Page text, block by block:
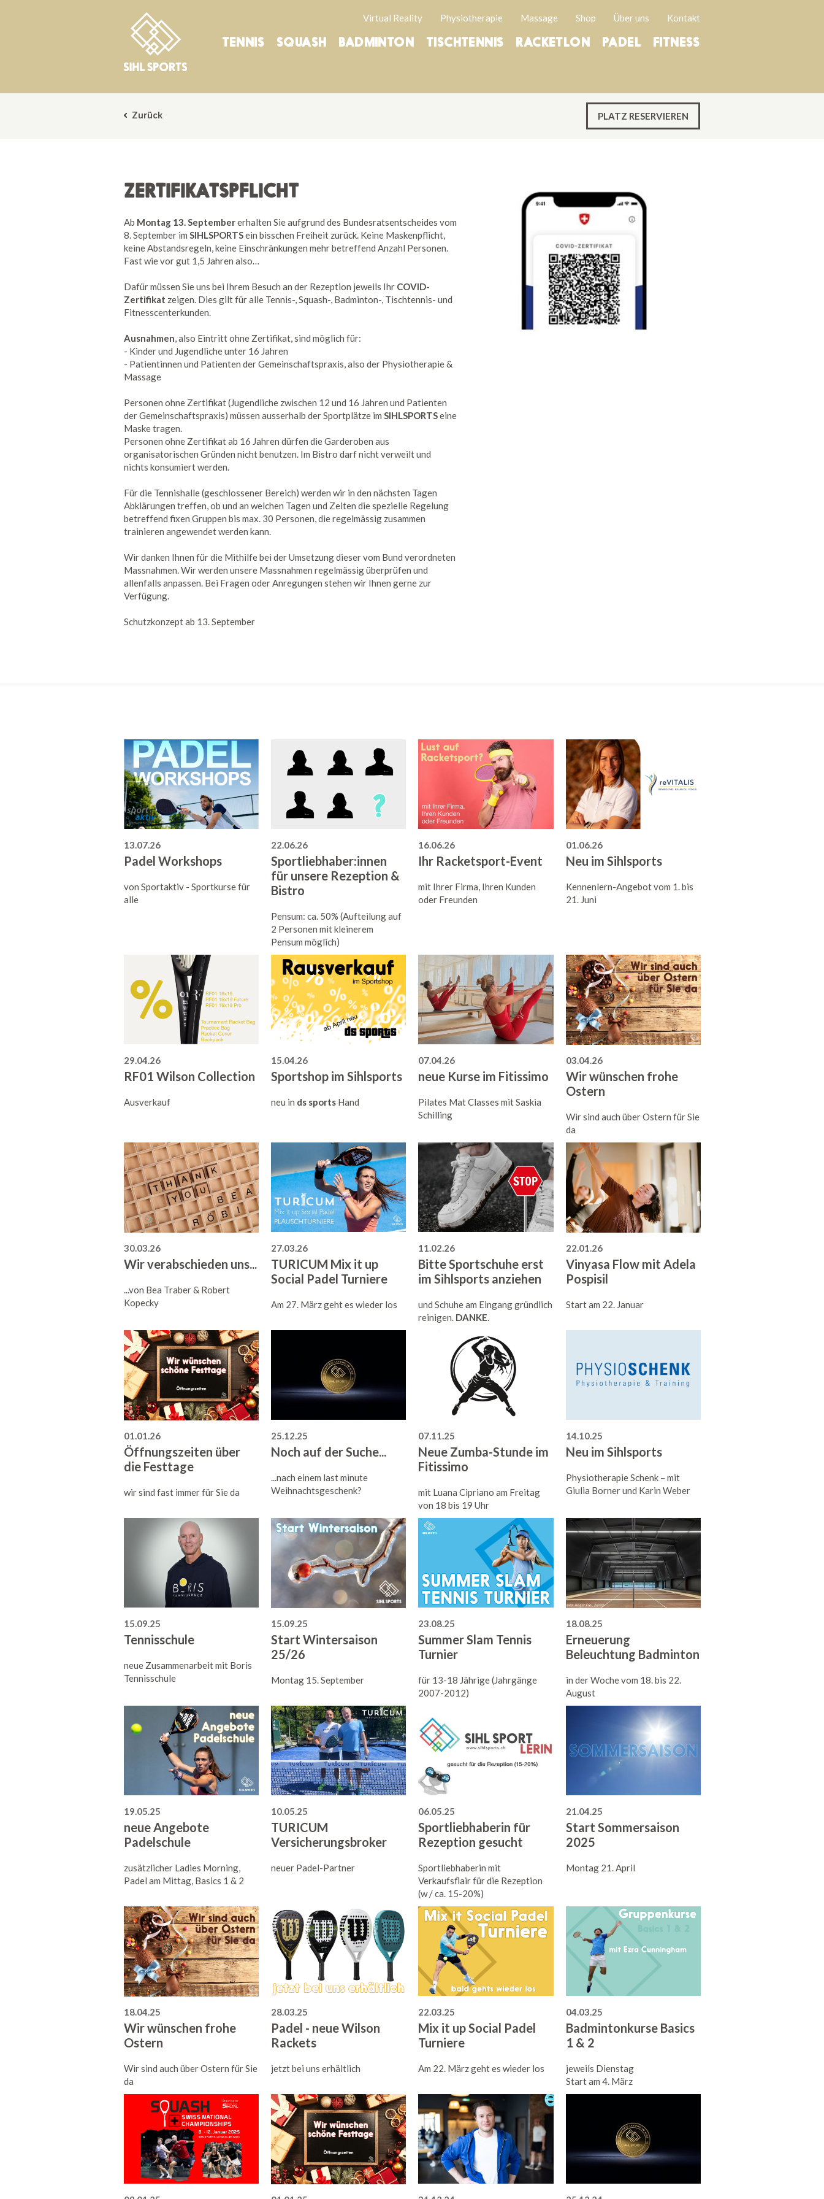
Virtual Reality Physiotherapie Massage Shop Über uns Kontakt
TENNIS SQUASH BADMINTON TISCHTENNIS RACKETLON PADEL FITNESS
Zurück PLATZ RESERVIEREN
ZERTIFIKATSPFLICHT
Ab Montag 13. Septembererhalten Sie aufgrund des Bundesratsentscheides vom
8. September im SIHLSPORTSein bisschen Freiheit zurück. Keine Maskenpflicht,
keine Abstandsregeln, keine Einschränkungen mehr betreffend Anzahl Personen.
Fast wie vor gut 1,5 Jahren also…
Dafür müssen Sie uns bei Ihrem Besuch an der Rezeption jeweils Ihr COVID-
Zertifikat zeigen. Dies gilt für alle Tennis-, Squash-, Badminton-, Tischtennis- und
Fitnesscenterkunden.
Ausnahmen, also Eintritt ohne Zertifikat, sind möglich für:
- Kinder und Jugendliche unter 16 Jahren
- Patientinnen und Patienten der Gemeinschaftspraxis, also der Physiotherapie &
Massage
Personen ohne Zertifikat (Jugendliche zwischen 12 und 16 Jahren und Patienten
der Gemeinschaftspraxis) müssen ausserhalb der Sportplätze im SIHLSPORTSeine
Maske tragen.
Personen ohne Zertifikat ab 16 Jahren dürfen die Garderoben aus
organisatorischen Gründen nicht benutzen. Im Bistro darf nicht verweilt und
nichts konsumiert werden.
Für die Tennishalle (geschlossener Bereich) werden wir in den nächsten Tagen
Abklärungen treffen, ob und an welchen Tagen und Zeiten die spezielle Regelung
betreffend fixen Gruppen bis max. 30 Personen, die regelmässig zusammen
trainieren angewendet werden kann.
Wir danken Ihnen für die Mithilfe bei der Umsetzung dieser vom Bund verordneten
Massnahmen. Wir werden unsere Massnahmen regelmässig überprüfen und
allenfalls anpassen. Bei Fragen oder Anregungen stehen wir Ihnen gerne zur
Verfügung.
Schutzkonzept ab 13. September
13.07.26
Padel Workshops
von Sportaktiv - Sportkurse für
alle
22.06.26
Sportliebhaber:innen
für unsere Rezeption &
Bistro
Pensum: ca. 50% (Aufteilung auf
2 Personen mit kleinerem
Pensum möglich)
16.06.26
Ihr Racketsport-Event
mit Ihrer Firma, Ihren Kunden
oder Freunden
01.06.26
Neu im Sihlsports
Kennenlern-Angebot vom 1. bis
21. Juni
29.04.26
RF01 Wilson Collection
Ausverkauf
15.04.26
Sportshop im Sihlsports
neu in ds sports Hand
07.04.26
neue Kurse im Fitissimo
Pilates Mat Classes mit Saskia
Schilling
03.04.26
Wir wünschen frohe
Ostern
Wir sind auch über Ostern für Sie
da
30.03.26
Wir verabschieden uns...
...von Bea Traber & Robert
Kopecky
27.03.26
TURICUM Mix it up
Social Padel Turniere
Am 27. März geht es wieder los
11.02.26
Bitte Sportschuhe erst
im Sihlsports anziehen
und Schuhe am Eingang gründlich
reinigen. DANKE.
22.01.26
Vinyasa Flow mit Adela
Pospisil
Start am 22. Januar
01.01.26
Öffnungszeiten über
die Festtage
wir sind fast immer für Sie da
25.12.25
Noch auf der Suche...
...nach einem last minute
Weihnachtsgeschenk?
07.11.25
Neue Zumba-Stunde im
Fitissimo
mit Luana Cipriano am Freitag
von 18 bis 19 Uhr
14.10.25
Neu im Sihlsports
Physiotherapie Schenk – mit
Giulia Borner und Karin Weber
15.09.25
Tennisschule
neue Zusammenarbeit mit Boris
Tennisschule
15.09.25
Start Wintersaison
25/26
Montag 15. September
23.08.25
Summer Slam Tennis
Turnier
für 13-18 Jährige (Jahrgänge
2007-2012)
18.08.25
Erneuerung
Beleuchtung Badminton
in der Woche vom 18. bis 22.
August
19.05.25
neue Angebote
Padelschule
zusätzlicher Ladies Morning,
Padel am Mittag, Basics 1 & 2
10.05.25
TURICUM
Versicherungsbroker
neuer Padel-Partner
06.05.25
Sportliebhaberin für
Rezeption gesucht
Sportliebhaberin mit
Verkaufsflair für die Rezeption
(w / ca. 15-20%)
21.04.25
Start Sommersaison
2025
Montag 21. April
18.04.25
Wir wünschen frohe
Ostern
Wir sind auch über Ostern für Sie
da
28.03.25
Padel - neue Wilson
Rackets
jetzt bei uns erhältlich
22.03.25
Mix it up Social Padel
Turniere
Am 22. März geht es wieder los
04.03.25
Badmintonkurse Basics
1 & 2
jeweils Dienstag
Start am 4. März